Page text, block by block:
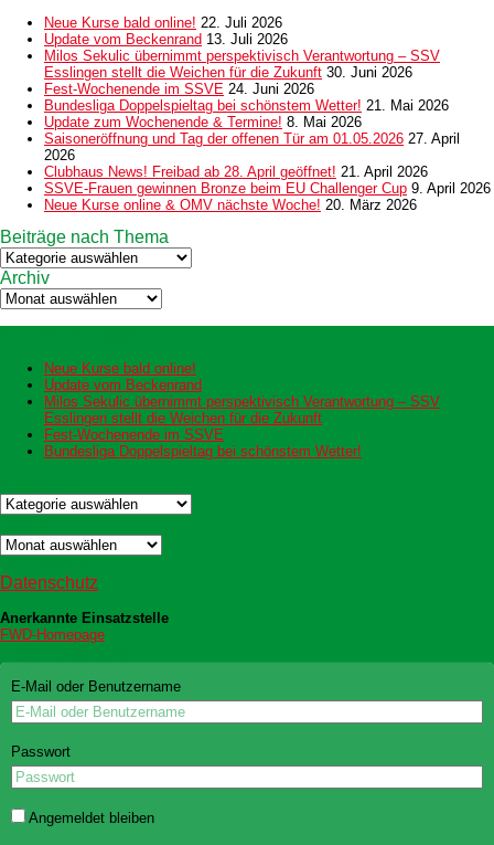
Neue Kurse bald online! 22. Juli 2026
Update vom Beckenrand 13. Juli 2026
Milos Sekulic übernimmt perspektivisch Verantwortung – SSV
Esslingen stellt die Weichen für die Zukunft 30. Juni 2026
Fest-Wochenende im SSVE 24. Juni 2026
Bundesliga Doppelspieltag bei schönstem Wetter! 21. Mai 2026
Update zum Wochenende & Termine! 8. Mai 2026
Saisoneröffnung und Tag der offenen Tür am 01.05.2026 27. April
2026
Clubhaus News! Freibad ab 28. April geöffnet! 21. April 2026
SSVE-Frauen gewinnen Bronze beim EU Challenger Cup 9. April 2026
Neue Kurse online & OMV nächste Woche! 20. März 2026
Beiträge nach Thema
Beiträge
nach
Thema
Archiv
Archiv
Neue Kurse bald online!
Update vom Beckenrand
Milos Sekulic übernimmt perspektivisch Verantwortung – SSV
Esslingen stellt die Weichen für die Zukunft
Fest-Wochenende im SSVE
Bundesliga Doppelspieltag bei schönstem Wetter!
Kategorien
Archiv
Datenschutz
Anerkannte Einsatzstelle
FWD-Homepage
E-Mail oder Benutzername
Passwort
Angemeldet bleiben